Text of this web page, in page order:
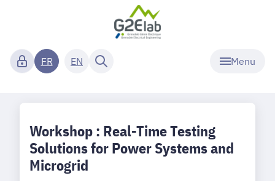
Menu
FR EN
Workshop : Real-Time Testing
Solutions for Power Systems and
Microgrid